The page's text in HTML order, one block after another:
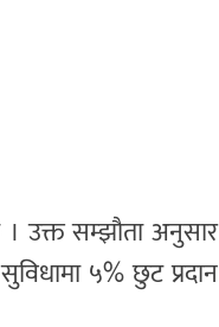
उक्त सम्झौता अनुसार
५% छुट प्रदान